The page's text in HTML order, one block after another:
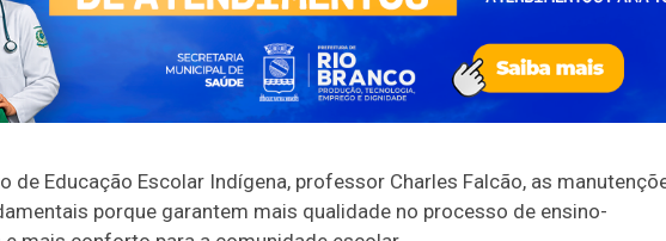
de Educação Escolar Indígena, professor Charles Falcão, as
porque garantem mais qualidade no processo de ensino-